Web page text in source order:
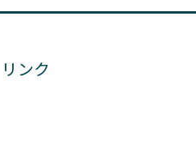
リンク